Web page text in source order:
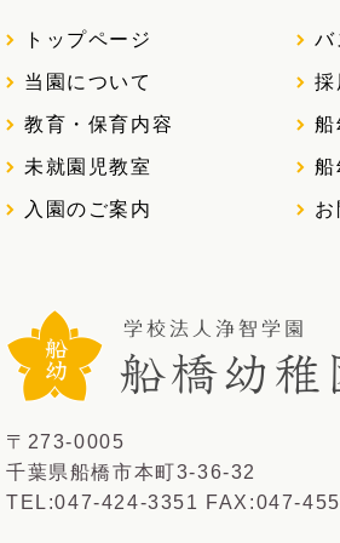
トップページ バ
当園について 採
教育・保育内容 船
未就園児教室 船
入園のご案内
〒273-0005
千葉県船橋市本町3-36-32
TEL:047-424-3351 FAX:047-